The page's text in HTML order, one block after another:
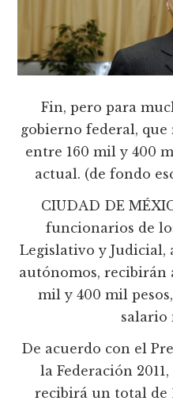
Fin, pero para
gobierno federal,
entre 160 mil y 400
actual. (de fondo
CIUDAD DE
funcionarios de
Legislativo y Judicial,
autónomos, recibirán
mil y 400 mil
salario
De acuerdo con el
la Federación
recibirá un total de